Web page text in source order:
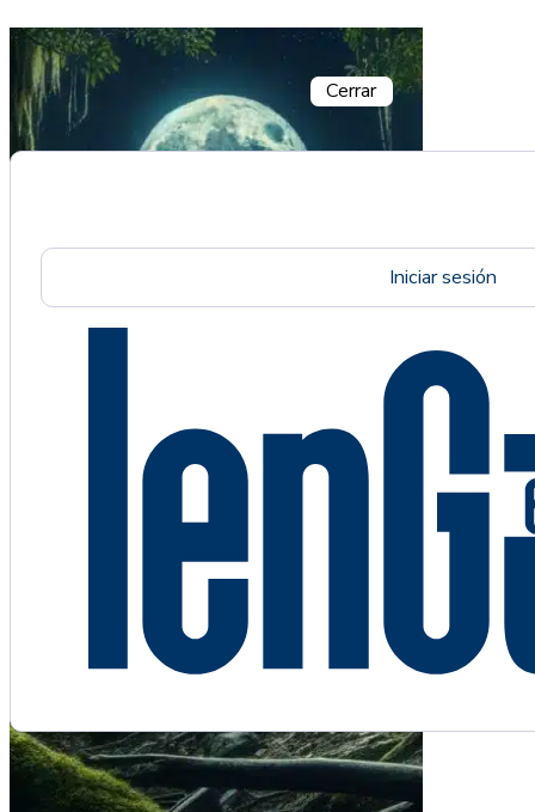
Cerrar
Iniciar sesión